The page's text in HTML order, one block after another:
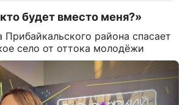
будет вместо меня?»
Прибайкальского района спасает
село от оттока молодёжи